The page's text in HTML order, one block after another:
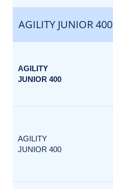
AGILITY JUNIOR 400
AGILITY
JUNIOR 400
AGILITY
JUNIOR 400